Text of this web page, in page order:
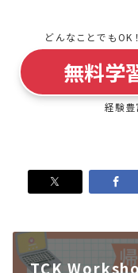
どんなことでもOK
無料学
経験豊
TCK